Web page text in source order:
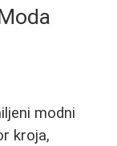
modni
kroja,